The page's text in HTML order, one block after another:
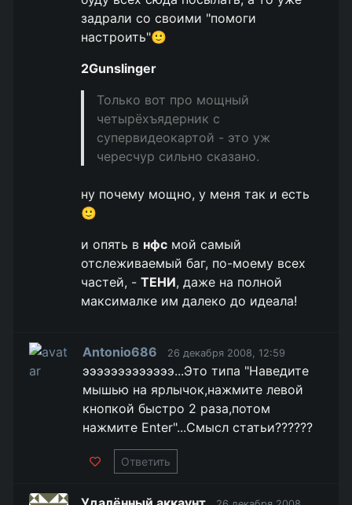
задрали со своими "помоги
настроить"🙂
2Gunslinger
Только вот про мощный
четырёхъядерник с
супервидеокартой - это уж
чересчур сильно сказано.
ну почему мощно, у меня так и есть
🙂
и опять в нфс мой самый
отслеживаемый баг, по-моему всех
частей, - ТЕНИ, даже на полной
максималке им далеко до идеала!
Antonio686 26 декабря 2008, 12:59
эээээээээээээ...Это типа "Наведите
мышью на ярлычок,нажмите левой
кнопкой быстро 2 раза,потом
нажмите Enter"...Смысл статьи??????
Ответить